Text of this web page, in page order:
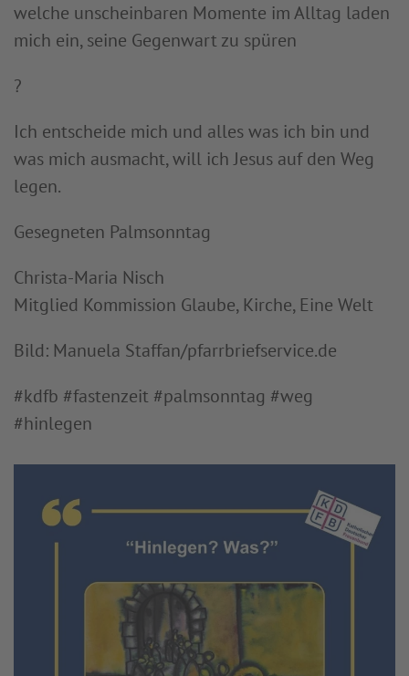
welche unscheinbaren Momente im Alltag laden
mich ein, seine Gegenwart zu spüren
?
Ich entscheide mich und alles was ich bin und
was mich ausmacht, will ich Jesus auf den Weg
legen.
Gesegneten Palmsonntag
Christa-Maria Nisch
Mitglied Kommission Glaube, Kirche, Eine Welt
Bild: Manuela Staffan/pfarrbriefservice.de
#kdfb #fastenzeit #palmsonntag #weg
#hinlegen